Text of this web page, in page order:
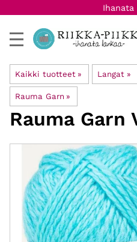
Ihanata
Kaikki tuotteet ‪» Langat ‪»
Rauma Garn ‪»
Rauma Garn